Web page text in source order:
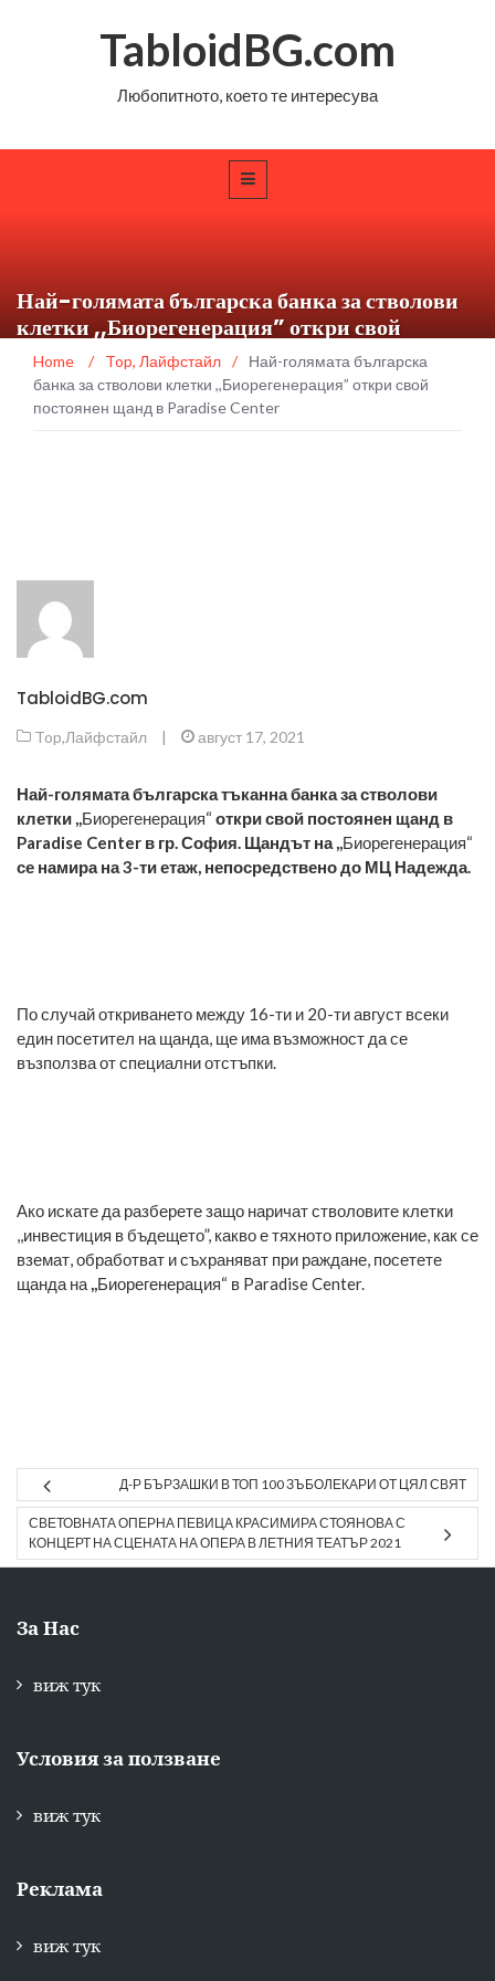
TabloidBG.com
Любопитното, което те интересува
Най-голямата българска банка за стволови
клетки ,,Биорегенерация” откри свой
постоянен щанд в Paradise Center
Home / Top, Лайфстайл /
Най-голямата българска
банка за стволови клетки ,,Биорегенерация” откри свой
постоянен щанд в Paradise Center
TabloidBG.com
Top,Лайфстайл | август 17, 2021
Най-голямата българска тъканна банка за стволови
клетки ,, Биорегенерация“откри свой постоянен щанд в
Paradise Center в гр. София. Щандът на ,, Биорегенерация“
се намира на 3-ти етаж, непосредствено до МЦ Надежда.
По случай откриването между 16-ти и 20-ти август всеки
един посетител на щанда, ще има възможност да се
възползва от специални отстъпки.
Ако искате да разберете защо наричат стволовите клетки
,,инвестиция в бъдещето”, какво е тяхното приложение, как се
вземат, обработват и съхраняват при раждане, посетете
щанда на Биорегенерация“ в Paradise Center.
Д-Р БЪРЗАШКИ В ТОП 100 ЗЪБОЛЕКАРИ ОТ ЦЯЛ СВЯТ
СВЕТОВНАТА ОПЕРНА ПЕВИЦА КРАСИМИРА СТОЯНОВА С
КОНЦЕРТ НА СЦЕНАТА НА ОПЕРА В ЛЕТНИЯ ТЕАТЪР 2021
За Нас
виж тук
Условия за ползване
виж тук
Реклама
виж тук